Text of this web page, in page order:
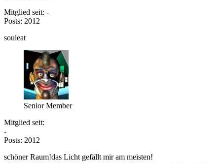
Mitglied seit: -
Posts: 2012
souleat
Senior Member
Mitglied seit:
-
Posts: 2012
schöner Raum!das Licht gefällt mir am meisten!